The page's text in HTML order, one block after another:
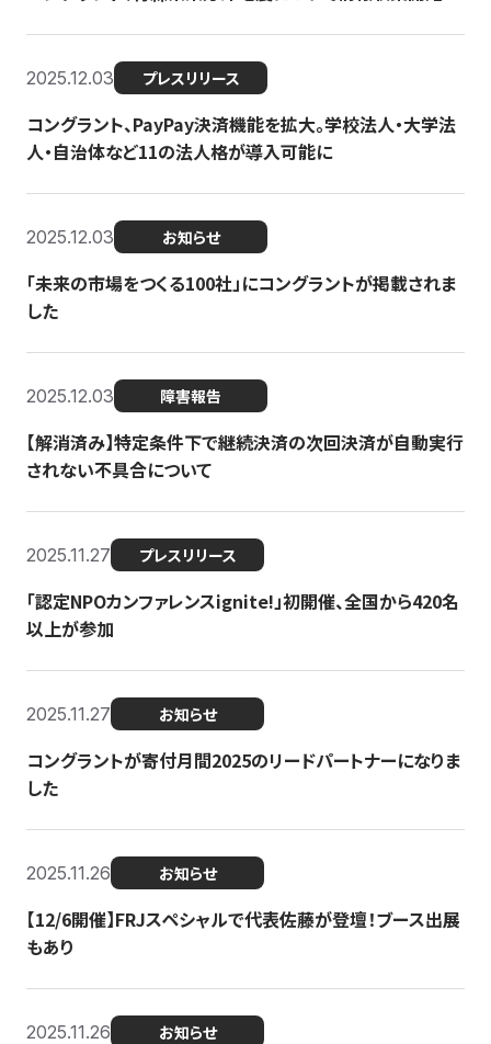
2025.12.03 プレスリリース
コングラント、PayPay決済機能を拡大。学校法人・大学法
人・自治体など11の法人格が導入可能に
2025.12.03 お知らせ
「未来の市場をつくる100社」にコングラントが掲載されま
した
2025.12.03 障害報告
【解消済み】特定条件下で継続決済の次回決済が自動実行
されない不具合について
2025.11.27 プレスリリース
「認定NPOカンファレンスignite!」初開催、全国から420名
以上が参加
2025.11.27 お知らせ
コングラントが寄付月間2025のリードパートナーになりま
した
2025.11.26 お知らせ
【12/6開催】FRJスペシャルで代表佐藤が登壇！ブース出展
もあり
2025.11.26 お知らせ